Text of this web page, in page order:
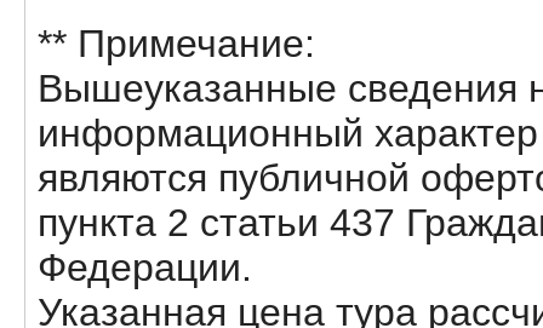
** Примечание:
Вышеуказанные сведения
информационный
являются публичной
пункта 2 статьи 437
Федерации.
Указанная цена тура